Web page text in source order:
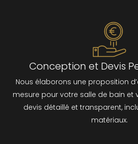
Conception et Devis
Nous élaborons une proposition
mesure pour votre salle de bain et
devis détaillé et transparent,
matériaux.